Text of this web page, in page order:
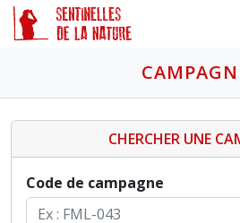
CHERCHER UNE
Code de campagne
Panneau de gestion des cookies